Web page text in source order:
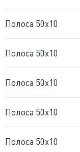
Полоса 50x10
Полоса 50x10
Полоса 50x10
Полоса 50x10
Полоса 50x10